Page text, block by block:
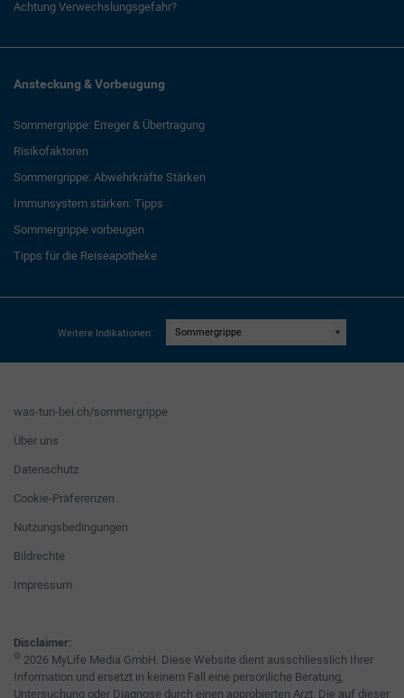
Achtung Verwechslungsgefahr?
Ansteckung & Vorbeugung
Sommergrippe: Erreger & Übertragung
Risikofaktoren
Sommergrippe: Abwehrkräfte Stärken
Immunsystem stärken: Tipps
Sommergrippe vorbeugen
Tipps für die Reiseapotheke
Weitere Indikationen:
was-tun-bei.ch/sommergrippe
Über uns
Datenschutz
Cookie-Präferenzen
Nutzungsbedingungen
Bildrechte
Impressum
Disclaimer:
© 2026 MyLife Media GmbH. Diese Website dient ausschliesslich Ihrer
Information und ersetzt in keinem Fall eine persönliche Beratung,
Untersuchung oder Diagnose durch einen approbierten Arzt. Die auf dieser